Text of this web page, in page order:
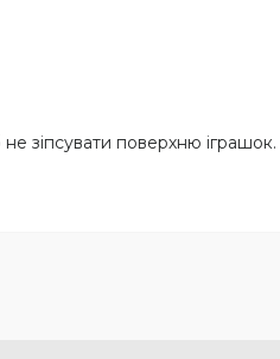
зіпсувати поверхню іграшок.